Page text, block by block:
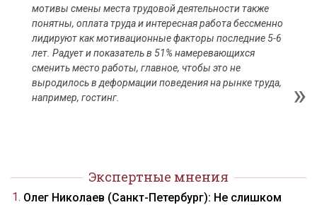
мотивы смены места трудовой деятельности также
понятны, оплата труда и интересная работа бессменно
лидируют как мотивационные факторы последние 5-6
лет. Радует и показатель в 51% намеревающихся
сменить место работы, главное, чтобы это не
выродилось в деформации поведения на рынке труда,
например, гостинг.
Экспертные мнения
Олег Николаев (Санкт-Петербург): Не слишком